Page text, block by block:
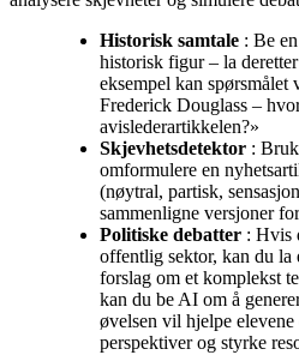
Historisk samtale : Be
historisk figur – la
eksempel kan
Frederick Douglass –
avislederartikkelen?»
Skjevhetsdetektor :
omformulere en
(nøytral, partisk,
sammenligne versjoner
Politiske debatter : Hvis
offentlig sektor, kan du la
forslag om et komplekst
kan du be AI om å
øvelsen vil hjelpe
perspektiver og styrke